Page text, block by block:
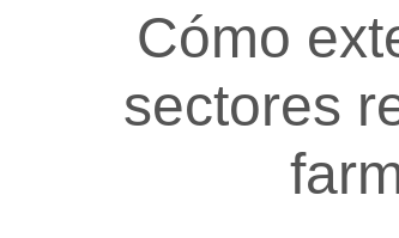
Cómo
sectores